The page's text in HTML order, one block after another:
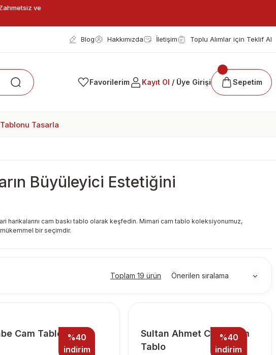
ve
Blog Hakkımızda İletişim Toplu Alımlar için Teklif Al
Favorilerim Kayıt Ol / Üye Girişi Sepetim
Tasarla
Büyüleyici Estetiğini
harikalarını cam baskı tablo olarak keşfedin. Mimari cam tablo koleksiyonumuz,
bir seçimdir.
Toplam 19 ürün
%40
indirim
Cam Tablo
%40
indirim
Sultan Ahmet Cami Cam
Tablo